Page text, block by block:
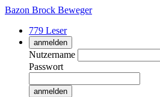
Bazon Brock Beweger
779 Leser
anmelden
Nutzername
Passwort